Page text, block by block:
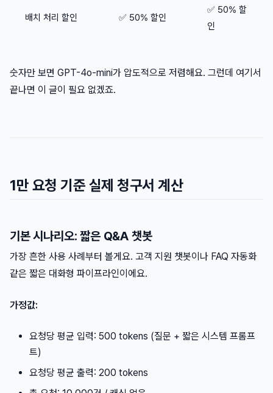
배치 처리 할인 ✅ 50% 할인
✅ 50% 할
인
숫자만 보면 GPT-4o-mini가 압도적으로 저렴해요. 그런데 여기서
끝나면 이 글이 필요 없겠죠.
1만 요청 기준 실제 청구서 계산
기본 시나리오: 짧은 Q&A 챗봇
가장 흔한 사용 사례부터 볼게요. 고객 지원 챗봇이나 FAQ 자동화
같은 짧은 대화형 파이프라인이에요.
가정값:
요청당 평균 입력: 500 tokens (질문 + 짧은 시스템 프롬프
트)
요청당 평균 출력: 200 tokens